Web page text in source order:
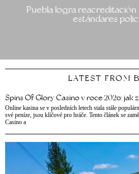
Puebla logra
estándares
LATEST FROM
Spins Of Glory Casino v roce 2026: jak
Online kasina se v posledních letech stala stále
své peníze, jsou klíčové pro hráče. Tento článek se
Casino a